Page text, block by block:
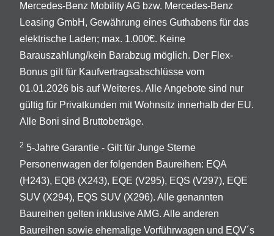
Mercedes-Benz Mobility AG bzw. Mercedes-Benz
Leasing GmbH, Gewährung eines Guthabens für das
elektrische Laden; max. 1.000€. Keine
Barauszahlung/kein Barabzug möglich. Der Flex-
Bonus gilt für Kaufvertragsabschlüsse vom
01.01.2026 bis auf Weiteres. Alle Angebote sind nur
gültig für Privatkunden mit Wohnsitz innerhalb der EU.
Alle Boni sind Bruttobeträge.
2 5-Jahre Garantie - Gilt für Junge Sterne
Personenwagen der folgenden Baureihen: EQA
(H243), EQB (X243), EQE (V295), EQS (V297), EQE
SUV (X294), EQS SUV (X296). Alle genannten
Baureihen gelten inklusive AMG. Alle anderen
Baureihen sowie ehemalige Vorführwagen und EQV´s